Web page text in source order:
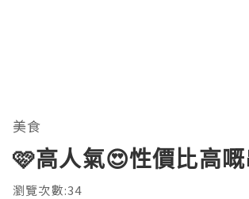
美食
🩷高人氣😍性價比高嘅
瀏覽次數:34